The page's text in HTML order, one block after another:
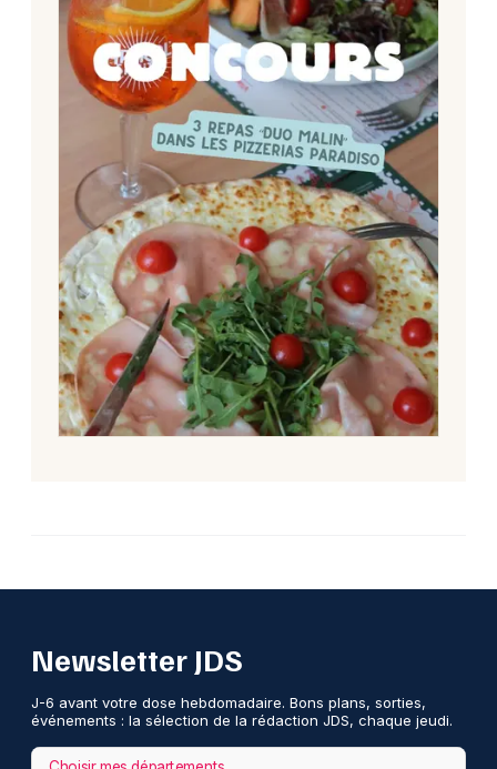
Newsletter JDS
J-6 avant votre dose hebdomadaire. Bons plans, sorties,
événements : la sélection de la rédaction JDS, chaque jeudi.